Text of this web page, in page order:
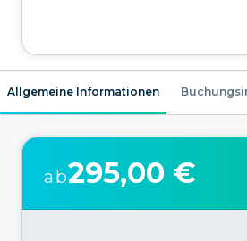
Allgemeine Informationen
ab295,00 €